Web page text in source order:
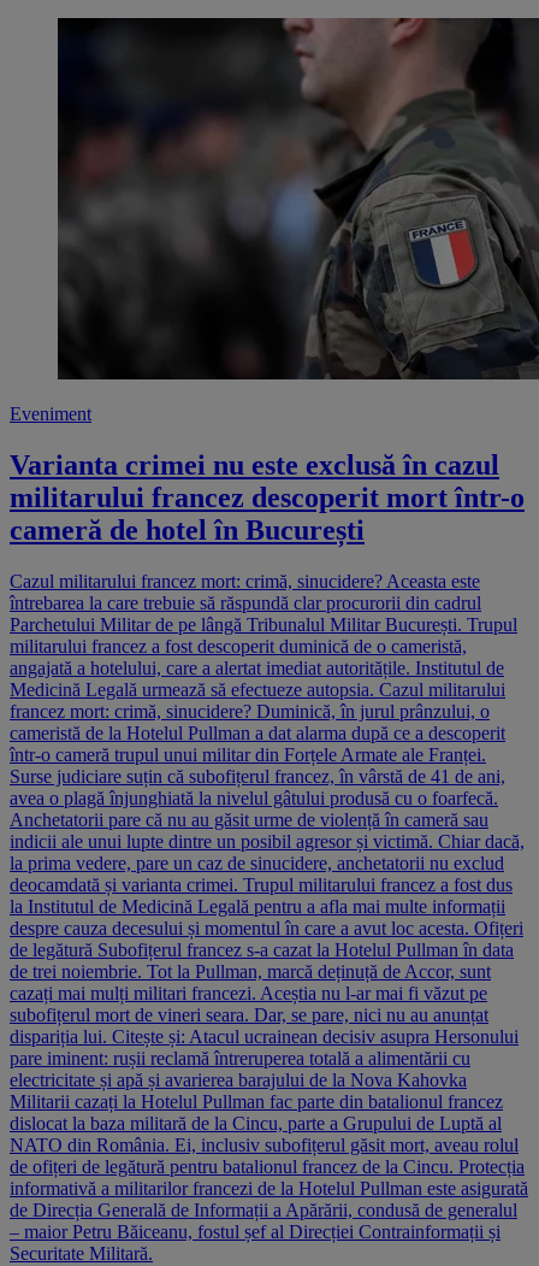
Eveniment
Varianta crimei nu este exclusă în cazul
militarului francez descoperit mort într-o
cameră de hotel în București
Cazul militarului francez mort: crimă, sinucidere? Aceasta este
întrebarea la care trebuie să răspundă clar procurorii din cadrul
Parchetului Militar de pe lângă Tribunalul Militar București. Trupul
militarului francez a fost descoperit duminică de o cameristă,
angajată a hotelului, care a alertat imediat autoritățile. Institutul de
Medicină Legală urmează să efectueze autopsia. Cazul militarului
francez mort: crimă, sinucidere? Duminică, în jurul prânzului, o
cameristă de la Hotelul Pullman a dat alarma după ce a descoperit
într-o cameră trupul unui militar din Forțele Armate ale Franței.
Surse judiciare suțin că subofițerul francez, în vârstă de 41 de ani,
avea o plagă înjunghiată la nivelul gâtului produsă cu o foarfecă.
Anchetatorii pare că nu au găsit urme de violență în cameră sau
indicii ale unui lupte dintre un posibil agresor și victimă. Chiar dacă,
la prima vedere, pare un caz de sinucidere, anchetatorii nu exclud
deocamdată și varianta crimei. Trupul militarului francez a fost dus
la Institutul de Medicină Legală pentru a afla mai multe informații
despre cauza decesului și momentul în care a avut loc acesta. Ofițeri
de legătură Subofițerul francez s-a cazat la Hotelul Pullman în data
de trei noiembrie. Tot la Pullman, marcă deținuță de Accor, sunt
cazați mai mulți militari francezi. Aceștia nu l-ar mai fi văzut pe
subofițerul mort de vineri seara. Dar, se pare, nici nu au anunțat
dispariția lui. Citește și: Atacul ucrainean decisiv asupra Hersonului
pare iminent: rușii reclamă întreruperea totală a alimentării cu
electricitate și apă și avarierea barajului de la Nova Kahovka
Militarii cazați la Hotelul Pullman fac parte din batalionul francez
dislocat la baza militară de la Cincu, parte a Grupului de Luptă al
NATO din România. Ei, inclusiv subofițerul găsit mort, aveau rolul
de ofițeri de legătură pentru batalionul francez de la Cincu. Protecția
informativă a militarilor francezi de la Hotelul Pullman este asigurată
de Direcția Generală de Informații a Apărării, condusă de generalul
– maior Petru Băiceanu, fostul șef al Direcției Contrainformații și
Securitate Militară.